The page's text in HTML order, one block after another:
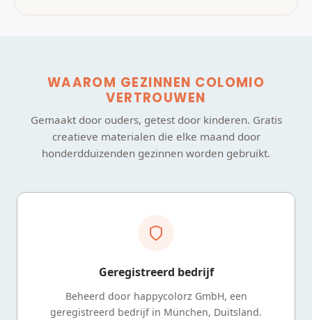
WAAROM GEZINNEN COLOMIO
VERTROUWEN
Gemaakt door ouders, getest door kinderen. Gratis
creatieve materialen die elke maand door
honderdduizenden gezinnen worden gebruikt.
Geregistreerd bedrijf
Beheerd door happycolorz GmbH, een
geregistreerd bedrijf in München, Duitsland.